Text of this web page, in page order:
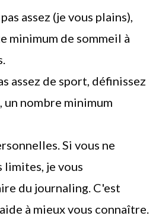
assez (je vous plains),
minimum de sommeil à
assez de sport, définissez
un nombre minimum
Si vous ne
limites, je vous
du journaling . C'est
à mieux vous connaître.